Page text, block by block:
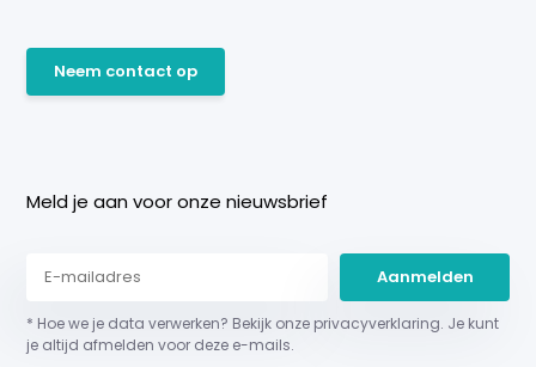
Neem contact op
Meld je aan voor onze nieuwsbrief
Aanmelden
* Hoe we je data verwerken? Bekijk onze privacyverklaring. Je kunt
je altijd afmelden voor deze e-mails.